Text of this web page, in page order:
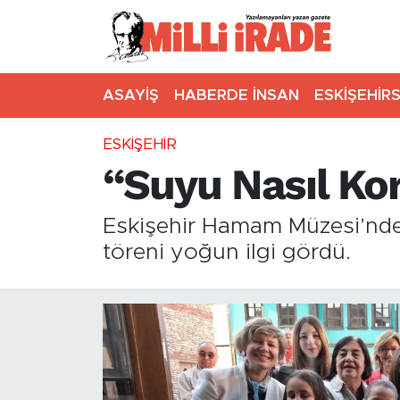
ASAYİŞ HABERDE İNSAN
ESKİŞEHİR
“Suyu Nasıl
Eskişehir Hamam
töreni yoğun ilgi gördü.